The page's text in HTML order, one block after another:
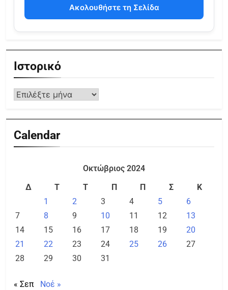
Ακολουθήστε τη Σελίδα
Ιστορικό
Calendar
Οκτώβριος 2024
Δ
Τ Τ Π Π Σ
Κ
1
2 3 4 5
6
7
8 9 10 11 12
13
14
15 16 17 18 19
20
21
22 23 24 25 26
27
28
29 30 31
« Σεπ Νοέ »